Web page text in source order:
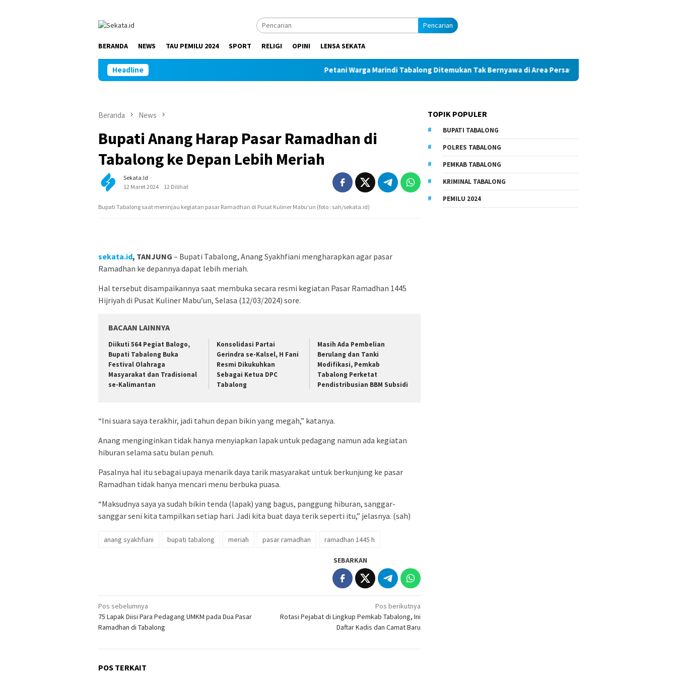
Pencarian
BERANDA NEWS TAU PEMILU 2024 SPORT RELIGI OPINI LENSA SEKATA
Headline Petani Warga Marindi Tabalong Ditemukan Tak Bernyawa di Area Persawahan
Beranda News
Bupati Anang Harap Pasar Ramadhan di
Tabalong ke Depan Lebih Meriah
Sekata.id
12 Maret 2024
12 Dilihat
Bupati Tabalong saat meninjau kegiatan pasar Ramadhan di Pusat Kuliner Mabu'un (foto : sah/sekata.id)
sekata.id, TANJUNG – Bupati Tabalong, Anang Syakhfiani mengharapkan agar pasar
Ramadhan ke depannya dapat lebih meriah.
Hal tersebut disampaikannya saat membuka secara resmi kegiatan Pasar Ramadhan 1445
Hijriyah di Pusat Kuliner Mabu’un, Selasa (12/03/2024) sore.
BACAAN LAINNYA
Diikuti 564 Pegiat Balogo,
Bupati Tabalong Buka
Festival Olahraga
Masyarakat dan Tradisional
se-Kalimantan
Konsolidasi Partai
Gerindra se-Kalsel, H Fani
Resmi Dikukuhkan
Sebagai Ketua DPC
Tabalong
Masih Ada Pembelian
Berulang dan Tanki
Modifikasi, Pemkab
Tabalong Perketat
Pendistribusian BBM Subsidi
“Ini suara saya terakhir, jadi tahun depan bikin yang megah,” katanya.
Anang menginginkan tidak hanya menyiapkan lapak untuk pedagang namun ada kegiatan
hiburan selama satu bulan penuh.
Pasalnya hal itu sebagai upaya menarik daya tarik masyarakat untuk berkunjung ke pasar
Ramadhan tidak hanya mencari menu berbuka puasa.
“Maksudnya saya ya sudah bikin tenda (lapak) yang bagus, panggung hiburan, sanggar-
sanggar seni kita tampilkan setiap hari. Jadi kita buat daya terik seperti itu,” jelasnya. (sah)
anang syakhfiani bupati tabalong meriah pasar ramadhan ramadhan 1445 h
SEBARKAN
Navigasi
pos
Pos sebelumnya
75 Lapak Diisi Para Pedagang UMKM pada Dua Pasar
Ramadhan di Tabalong
Pos berikutnya
Rotasi Pejabat di Lingkup Pemkab Tabalong, Ini
Daftar Kadis dan Camat Baru
POS TERKAIT
TOPIK POPULER
BUPATI TABALONG
POLRES TABALONG
PEMKAB TABALONG
KRIMINAL TABALONG
PEMILU 2024